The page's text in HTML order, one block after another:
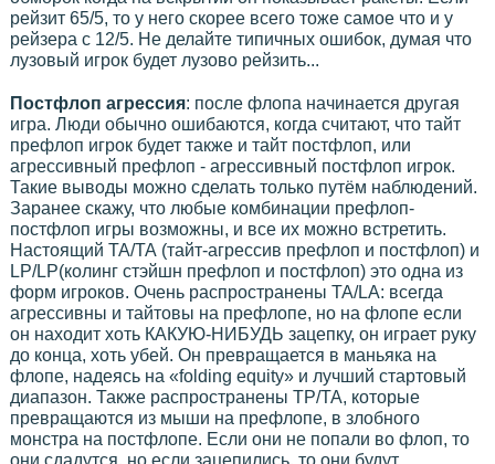
рейзит 65/5, то у него скорее всего тоже самое что и у
рейзера с 12/5. Не делайте типичных ошибок, думая что
лузовый игрок будет лузово рейзить...
Постфлоп агрессия: после флопа начинается другая
игра. Люди обычно ошибаются, когда считают, что тайт
префлоп игрок будет также и тайт постфлоп, или
агрессивный префлоп - агрессивный постфлоп игрок.
Такие выводы можно сделать только путём наблюдений.
Заранее скажу, что любые комбинации префлоп-
постфлоп игры возможны, и все их можно встретить.
Настоящий ТА/ТА (тайт-агрессив префлоп и постфлоп) и
LP/LP(колинг стэйшн префлоп и постфлоп) это одна из
форм игроков. Очень распространены ТА/LA: всегда
агрессивны и тайтовы на префлопе, но на флопе если
он находит хоть КАКУЮ-НИБУДЬ зацепку, он играет руку
до конца, хоть убей. Он превращается в маньяка на
флопе, надеясь на «folding equity» и лучший стартовый
диапазон. Также распространены ТР/ТА, которые
превращаются из мыши на префлопе, в злобного
монстра на постфлопе. Если они не попали во флоп, то
они сдадутся, но если зацепились, то они будут